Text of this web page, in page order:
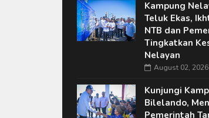
Kampung
Teluk Ekas,
NTB dan
Tingkatkan
Nelayan
August 02, 2026
Kunjungi
Bilelando,
Pemerintah